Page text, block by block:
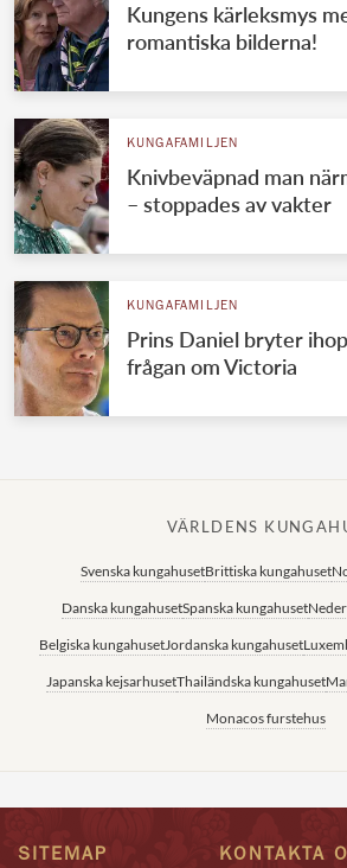
Kungens kärleksmys
romantiska bilderna!
KUNGAFAMILJEN
Knivbeväpnad man
– stoppades av vakter
KUNGAFAMILJEN
Prins Daniel bryter
frågan om Victoria
VÄRLDENS
Svenska kungahusetBrittiska kungahuset
Danska kungahusetSpanska kungahuset
Belgiska kungahusetJordanska kungahuset
Japanska kejsarhusetThailändska kungahuset
Monacos furstehus
SITEMAP KONTAKTA